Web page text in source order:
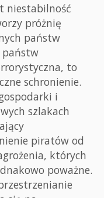
niestabilność
próżnię
państw
państw
to
schronienie.
i
szlakach
piratów od
których
poważne.